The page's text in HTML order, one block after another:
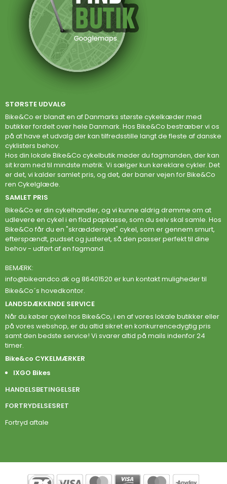
STØRSTE UDVALG
Bike&Co er blandt en af Danmarks største cykelkæder med
butikker fordelt over hele Danmark. Hos Bike&Co bestræber vi os
på at have et udvalg der kan tilfredsstille langt de fleste af danske
cyklisters behov.
Hos din lokale Bike&Co cykelbutik møder du fagmanden, der kan
sit kram ned til mindste møtrik. Vi sælger kun køreklare cykler. Det
er det, vi kalder samlet pris, og det, der baner vejen for Bike&Co
ren Cykelglæde.
SAMLET PRIS
Bike&Co er din cykelhandler, og vi kunne aldrig drømme om at
udlevere en cykel i en flad papkasse, som du selv skal samle. Hos
Bike&Co får du en "skræddersyet" cykel, som er gennem smurt,
efterspændt, pudset og justeret, så den passer perfekt til dine
behov - udført af en fagmand.
BEMÆRK:
info@bikeandco.dk og 86401520 er kun kontakt muligheder til
Bike&Co´s hovedkontor.
LANDSDÆKKENDE SERVICE
Når du køber cykel hos Bike&Co, i en af vores lokale butikker eller
på vores webshop, er du altid sikret en konkurrencedygtig pris
samt den bedste service! Vi svarer altid på mails indenfor 24
timer.
Bike&co CYKELMÆRKER
IXGO Bikes
HANDELSBETINGELSER
FORTRYDELSESRET
Fortryd aftale